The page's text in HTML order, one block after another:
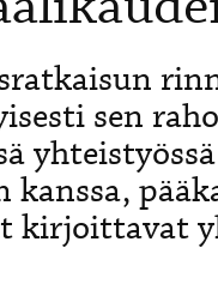
sen
kirjoittavat